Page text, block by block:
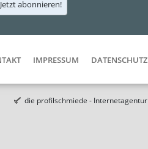
Jetzt abonnieren!
IMPRESSUM DATENSCHUTZ
die profilschmiede - Internetagentur